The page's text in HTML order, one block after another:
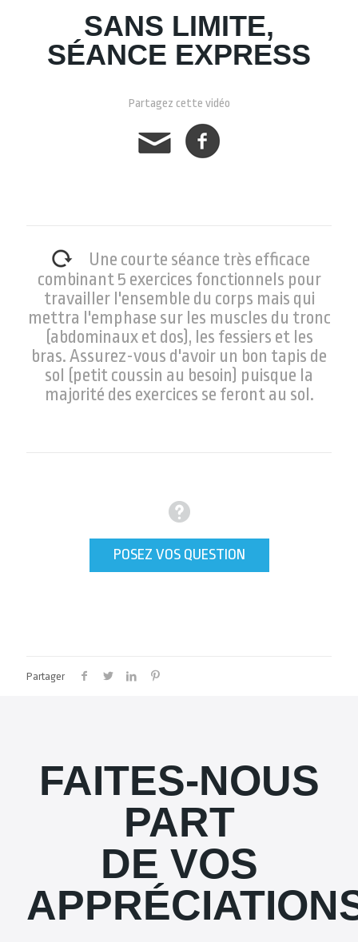
SANS LIMITE,
SÉANCE EXPRESS
Partagez cette vidéo
Une courte séance très efficace
combinant 5 exercices fonctionnels pour
travailler l'ensemble du corps mais qui
mettra l'emphase sur les muscles du tronc
(abdominaux et dos), les fessiers et les
bras. Assurez-vous d'avoir un bon tapis de
sol (petit coussin au besoin) puisque la
majorité des exercices se feront au sol.
POSEZ VOS QUESTION
Partager
FAITES-NOUS
PART
DE VOS